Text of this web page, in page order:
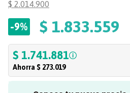
$ 2.014.900
-9% $ 1.833.559
$ 1.741.881
Ahorra $ 273.019